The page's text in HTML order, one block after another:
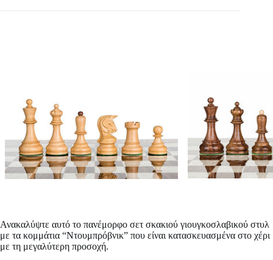
Ανακαλύψτε αυτό το πανέμορφο σετ σκακιού γιουγκοσλαβικού στυλ
με τα κομμάτια “Ντουμπρόβνικ” που είναι κατασκευασμένα στο χέρι
με τη μεγαλύτερη προσοχή.